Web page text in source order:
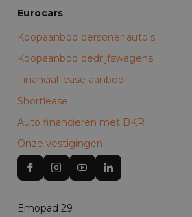
Eurocars
Koopaanbod personenauto’s
Koopaanbod bedrijfswagens
Financial lease aanbod
Shortlease
Auto financieren met BKR
Onze vestigingen
Emopad 29